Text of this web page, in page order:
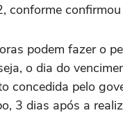
conforme
podem fazer o
o dia do
concedida pelo
3 dias após a